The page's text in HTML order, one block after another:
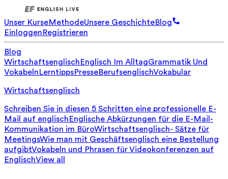
Unser KurseMethodeUnsere GeschichteBlog
EinloggenRegistrieren
Blog
WirtschaftsenglischEnglisch Im AlltagGrammatik Und
VokabelnLerntippsPresseBerufsenglischVokabular
Wirtschaftsenglisch
Schreiben Sie in diesen 5 Schritten eine professionelle E-
Mail auf englischEnglische Abkürzungen für die E-Mail-
Kommunikation im BüroWirtschaftsenglisch- Sätze für
MeetingsWie man mit Geschäftsenglisch eine Bestellung
aufgibtVokabeln und Phrasen für Videokonferenzen auf
EnglischView all